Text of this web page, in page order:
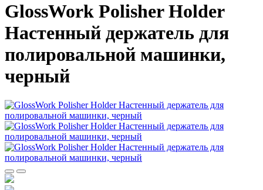
GlossWork Polisher Holder
Настенный держатель для
полировальной машинки,
черный